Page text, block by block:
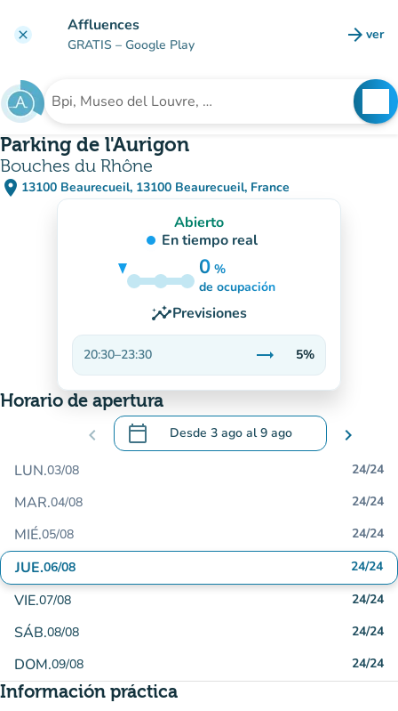
clear Affluences
GRATIS – Google Play arrow_forward ver
Buscar un establecimiento
Parking de l'Aurigon
Bouches du Rhône
place 13100 Beaurecueil, 13100 Beaurecueil, France
(abrir en Google Maps)
(nueva pestaña)
Abierto
En tiempo real
0 %
5%
de ocupación
insightsPrevisiones
20:30–23:30 trending_flat
Estable
5%
Horario de apertura
chevron_left calendar_today Desde 3 ago al9 ago
.Abra el calendario para cambiar las
chevron_right
LUN.03/08 24/24
MAR.04/08 24/24
MIÉ.05/08 24/24
JUE.06/08 24/24
VIE.07/08 24/24
SÁB.08/08 24/24
DOM.09/08 24/24
Información práctica